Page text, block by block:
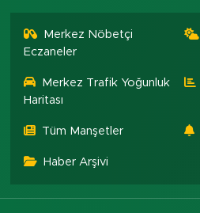
Merkez Nöbetçi
Eczaneler
Merkez Trafik Yoğunluk
Haritası
Tüm Manşetler
Haber Arşivi